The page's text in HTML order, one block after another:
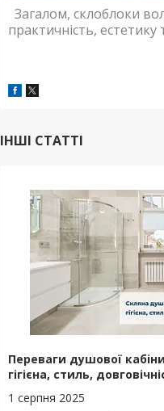
Загалом, склоблоки
практичність,
ІНШІ СТАТТІ
Переваги душової
гігієна, стиль,
1 серпня 2025